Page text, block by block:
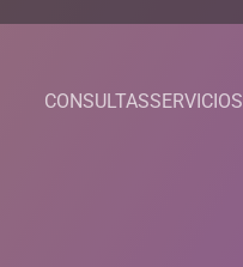
CONSULTASSERVICIOS